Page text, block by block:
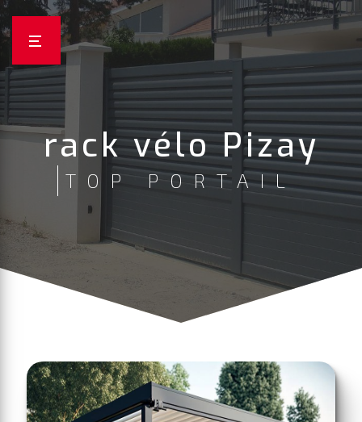
rack vélo Pizay
TOP PORTAIL
Panneau de gestion des cookies